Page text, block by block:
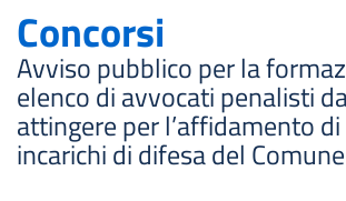
Concorsi
Avviso pubblico per la
elenco di avvocati penalisti
attingere per l’affidamento
incarichi di difesa del Comune